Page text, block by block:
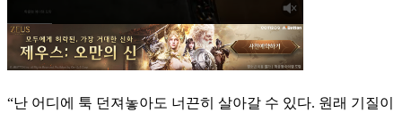
“난 어디에 툭 던져놓아도 너끈히 살아갈 수 있다. 원래 기질이